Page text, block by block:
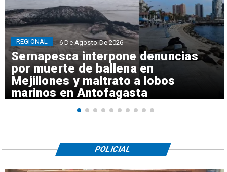
Sernapesca interpone denuncias
por muerte de ballena en
Mejillones y maltrato a lobos
marinos en Antofagasta
REGIONAL 6 De Agosto De 2026
POLICIAL